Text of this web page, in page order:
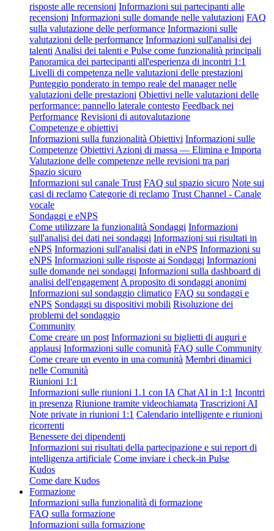
risposte alle recensioni Informazioni sui partecipanti alle
recensioni Informazioni sulle domande nelle valutazioni FAQ
sulla valutazione delle performance Informazioni sulle
valutazioni delle performance Informazioni sull'analisi dei
talenti Analisi dei talenti e Pulse come funzionalità principali
Panoramica dei partecipanti all'esperienza di incontri 1:1
Livelli di competenza nelle valutazioni delle prestazioni
Punteggio ponderato in tempo reale del manager nelle
valutazioni delle prestazioni Obiettivi nelle valutazioni delle
performance: pannello laterale contesto Feedback nei
Performance Revisioni di autovalutazione
Competenze e obiettivi
Informazioni sulla funzionalità Obiettivi Informazioni sulle
Competenze Obiettivi Azioni di massa — Elimina e Importa
Valutazione delle competenze nelle revisioni tra pari
Spazio sicuro
Informazioni sul canale Trust FAQ sul spazio sicuro Note sui
casi di reclamo Categorie di reclamo Trust Channel - Canale
vocale
Sondaggi e eNPS
Come utilizzare la funzionalità Sondaggi Informazioni
sull'analisi dei dati nei sondaggi Informazioni sui risultati in
eNPS Informazioni sull'analisi dati in eNPS Informazioni su
eNPS Informazioni sulle risposte ai Sondaggi Informazioni
sulle domande nei sondaggi Informazioni sulla dashboard di
analisi dell'engagement A proposito di sondaggi anonimi
Informazioni sul sondaggio climatico FAQ su sondaggi e
eNPS Sondaggi su dispositivi mobili Risoluzione dei
problemi del sondaggio
Community
Come creare un post Informazioni su biglietti di auguri e
applausi Informazioni sulle comunità FAQ sulle Community
Come creare un evento in una comunità Membri dinamici
nelle Comunità
Riunioni 1:1
Informazioni sulle riunioni 1.1 con IA Chat AI in 1:1 Incontri
in presenza Riunione tramite videochiamata Trascrizioni AI
Note private in riunioni 1:1 Calendario intelligente e riunioni
ricorrenti
Benessere dei dipendenti
Informazioni sui risultati della partecipazione e sui report di
intelligenza artificiale Come inviare i check-in Pulse
Kudos
Come dare Kudos
Formazione
Informazioni sulla funzionalità di formazione
FAQ sulla formazione
Informazioni sulla formazione